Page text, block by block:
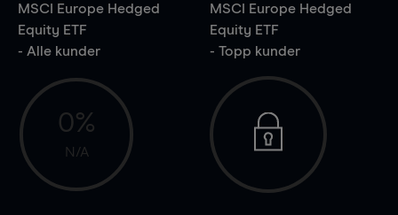
MSCI Europe Hedged
Equity ETF
- Alle kunder
0%
N/A
MSCI Europe Hedged
Equity ETF
- Topp kunder